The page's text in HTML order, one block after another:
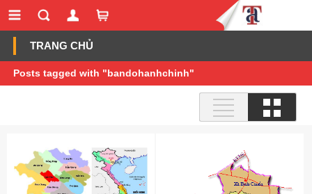
TRANG CHỦ
Posts tagged with "bandohanhchinh"